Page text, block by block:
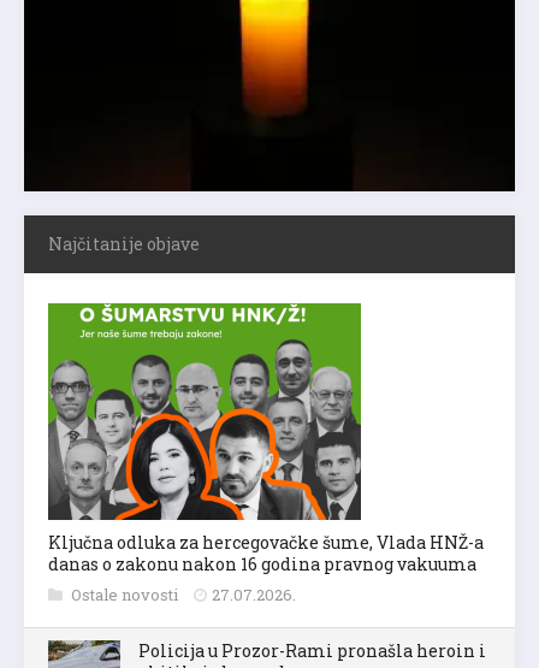
Najčitanije objave
Ključna odluka za hercegovačke šume, Vlada HNŽ-a
danas o zakonu nakon 16 godina pravnog vakuuma
Ostale novosti 27.07.2026.
Policija u Prozor-Rami pronašla heroin i